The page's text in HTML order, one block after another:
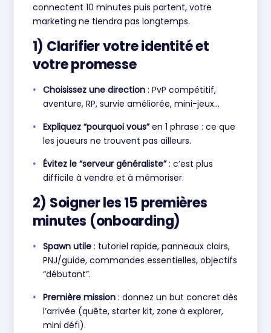
connectent 10 minutes puis partent, votre
marketing ne tiendra pas longtemps.
1) Clarifier votre identité et
votre promesse
Choisissez une direction : PvP compétitif,
aventure, RP, survie améliorée, mini-jeux…
Expliquez “pourquoi vous”en 1 phrase : ce que
les joueurs ne trouvent pas ailleurs.
Évitez le “serveur généraliste”: c’est plus
difficile à vendre et à mémoriser.
2) Soigner les 15 premières
minutes (onboarding)
Spawn utile : tutoriel rapide, panneaux clairs,
PNJ/guide, commandes essentielles, objectifs
“débutant”.
Première mission : donnez un but concret dès
l’arrivée (quête, starter kit, zone à explorer,
mini défi).